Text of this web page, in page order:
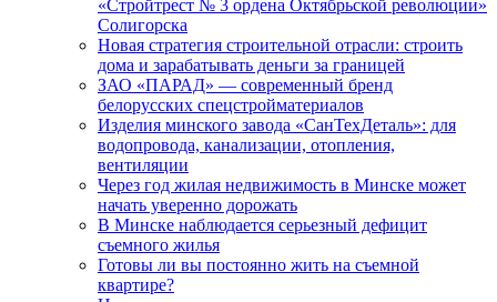
«Стройтрест № 3 ордена Октябрьской революции»
Солигорска
Новая стратегия строительной отрасли: строить
дома и зарабатывать деньги за границей
ЗАО «ПАРАД» — современный бренд
белорусских спецстройматериалов
Изделия минского завода «СанТехДеталь»: для
водопровода, канализации, отопления,
вентиляции
Через год жилая недвижимость в Минске может
начать уверенно дорожать
В Минске наблюдается серьезный дефицит
съемного жилья
Готовы ли вы постоянно жить на съемной
квартире?